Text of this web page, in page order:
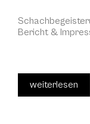
Bericht &
weiterlesen